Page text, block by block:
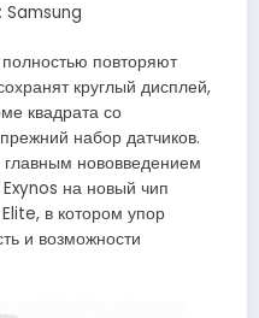
Samsung
повторяют
круглый дисплей,
квадрата со
набор датчиков.
нововведением
на новый чип
в котором упор
и возможности